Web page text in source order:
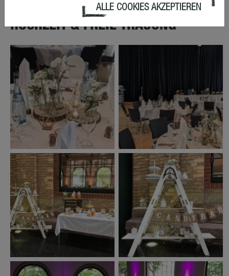
HOCHZEIT & FREIE TRAUUNG
ALLE COOKIES AKZEPTIEREN